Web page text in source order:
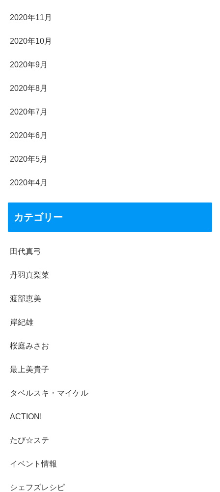
2020年11月
2020年10月
2020年9月
2020年8月
2020年7月
2020年6月
2020年5月
2020年4月
カテゴリー
田代真弓
丹羽真梨菜
渡部恵美
岸紀雄
桜庭みさお
最上美貴子
タベルスキ・マイケル
ACTION!
たび☆ステ
イベント情報
シェフズレシピ